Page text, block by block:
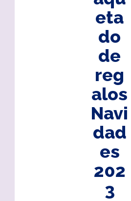
eta
do
de
reg
alos
Navi
dad
es
202
3